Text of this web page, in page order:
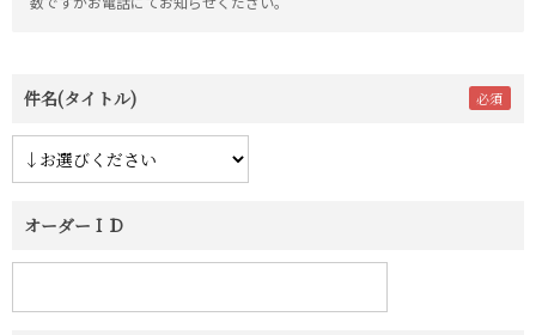
件名(タイトル)
オーダーＩＤ